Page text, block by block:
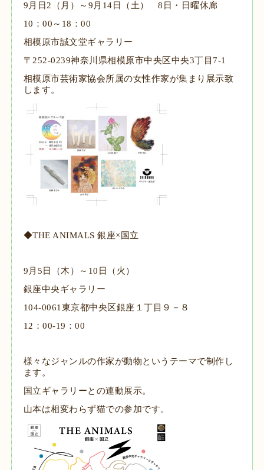
9月日2（月）～9月14日（土） 8日・日曜休廊
10：00～18：00
相模原市誠文堂ギャラリー
〒252-0239神奈川県相模原市中央区中央3丁目7-1
相模原市芸術家協会所属の女性作家が集まり展示致
します。
◆THE ANIMALS銀座× 国立
9 月 5 日 （木） ～ 10 日 （ 火 ）
銀座中央ギャラリー
104-0061 東京都中央区銀座 １丁目 ９－８
12：00-19：00
様々なジャンルの作家が動物というテーマで制作し
ます。
国立ギャラリーとの連動展示。
山本は相変わらず猫での参加です。